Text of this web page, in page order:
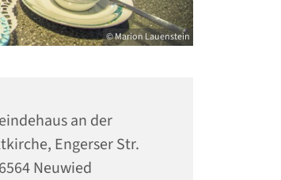
© Marion Lauenstein
an der
Engerser Str.
Neuwied